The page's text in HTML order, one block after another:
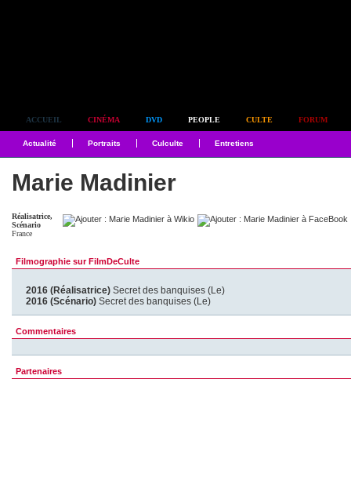
ACCUEIL CINÉMA DVD PEOPLE CULTE FORUM
Actualité Portraits Culculte Entretiens
Marie Madinier
Réalisatrice,
Scénario
France
Filmographie sur FilmDeCulte
2016 (Réalisatrice) Secret des banquises (Le)
2016 (Scénario) Secret des banquises (Le)
Commentaires
Partenaires